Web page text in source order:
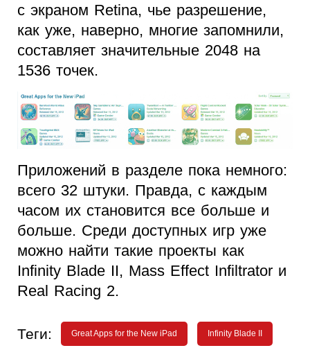
с экраном Retina, чье разрешение,
как уже, наверно, многие запомнили,
составляет значительные 2048 на
1536 точек.
Приложений в разделе пока немного:
всего 32 штуки. Правда, с каждым
часом их становится все больше и
больше. Среди доступных игр уже
можно найти такие проекты как
Infinity Blade II, Mass Effect Infiltrator и
Real Racing 2.
Теги: Great Apps for the New iPad Infinity Blade II